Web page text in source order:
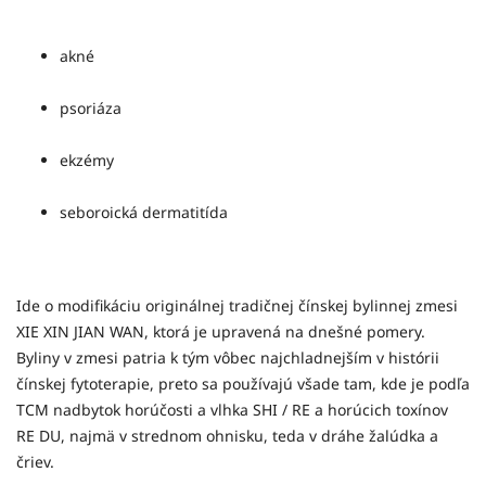
akné
psoriáza
ekzémy
seboroická dermatitída
Ide o modifikáciu originálnej tradičnej čínskej bylinnej zmesi
XIE XIN JIAN WAN, ktorá je upravená na dnešné pomery.
Byliny v zmesi patria k tým vôbec najchladnejším v histórii
čínskej fytoterapie, preto sa používajú všade tam, kde je podľa
TCM nadbytok horúčosti a vlhka SHI / RE a horúcich toxínov
RE DU, najmä v strednom ohnisku, teda v dráhe žalúdka a
čriev.